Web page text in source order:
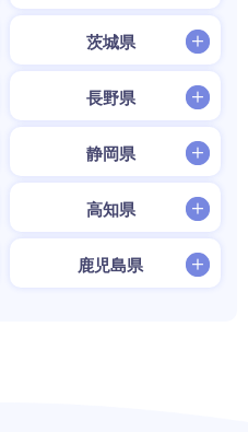
茨城県
長野県
静岡県
高知県
鹿児島県